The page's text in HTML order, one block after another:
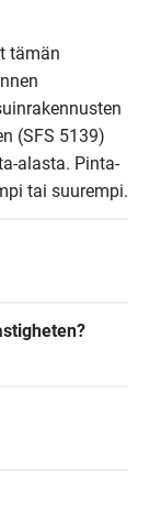
tämän
(SFS 5139)
alasta. Pinta-
tai suurempi.